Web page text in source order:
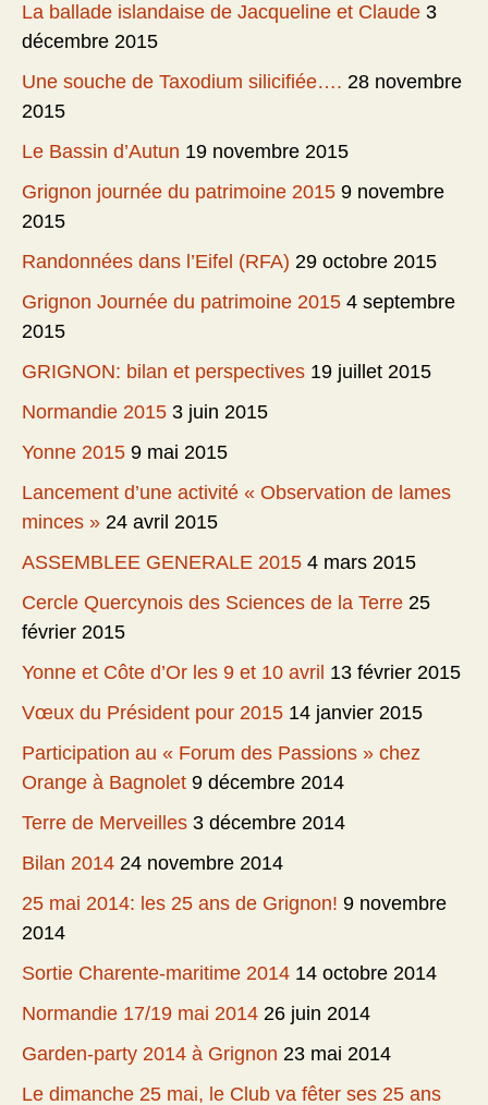
La ballade islandaise de Jacqueline et Claude 3
décembre 2015
Une souche de Taxodium silicifiée…. 28 novembre
2015
Le Bassin d’Autun 19 novembre 2015
Grignon journée du patrimoine 2015 9 novembre
2015
Randonnées dans l’Eifel (RFA) 29 octobre 2015
Grignon Journée du patrimoine 2015 4 septembre
2015
GRIGNON: bilan et perspectives 19 juillet 2015
Normandie 2015 3 juin 2015
Yonne 2015 9 mai 2015
Lancement d’une activité « Observation de lames
minces » 24 avril 2015
ASSEMBLEE GENERALE 2015 4 mars 2015
Cercle Quercynois des Sciences de la Terre 25
février 2015
Yonne et Côte d’Or les 9 et 10 avril 13 février 2015
Vœux du Président pour 2015 14 janvier 2015
Participation au « Forum des Passions » chez
Orange à Bagnolet 9 décembre 2014
Terre de Merveilles 3 décembre 2014
Bilan 2014 24 novembre 2014
25 mai 2014: les 25 ans de Grignon! 9 novembre
2014
Sortie Charente-maritime 2014 14 octobre 2014
Normandie 17/19 mai 2014 26 juin 2014
Garden-party 2014 à Grignon 23 mai 2014
Le dimanche 25 mai, le Club va fêter ses 25 ans